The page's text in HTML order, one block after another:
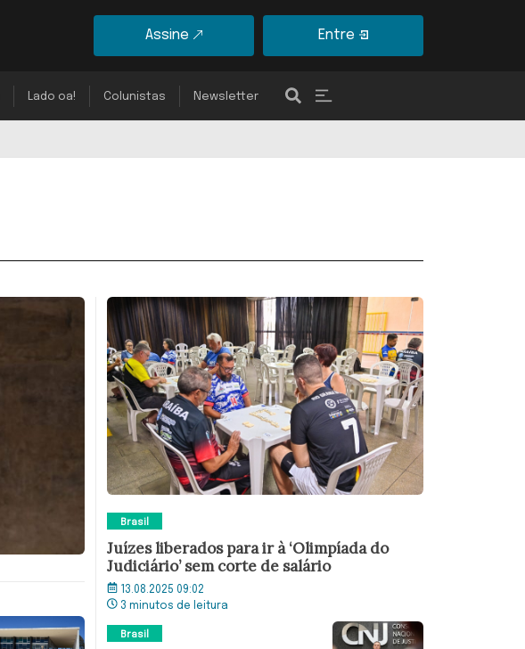
Assine Entre
Lado oa! Colunistas Newsletter
Brasil
Juízes liberados para ir à ‘Olimpíada do
Judiciário’ sem corte de salário
13.08.2025 09:02
3 minutos de leitura
Brasil